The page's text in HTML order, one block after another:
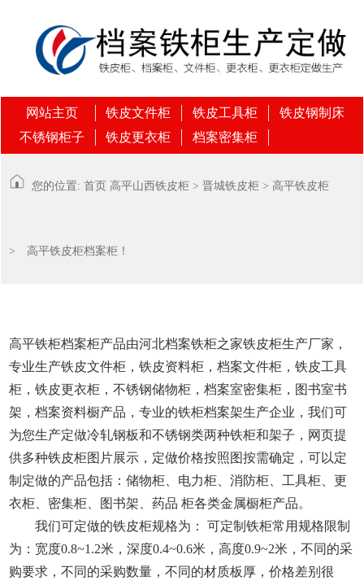
网站主页 铁皮文件柜 铁皮工具柜
铁皮钢制床
不锈钢柜子
铁皮更衣柜 档案密集柜
您的位置: 首页 高平山西铁皮柜 > 晋城铁皮柜 > 高平铁皮柜
> 高平铁皮柜档案柜！
高平铁柜档案柜产品由河北档案铁柜之家铁皮柜生产厂家，
专业生产铁皮文件柜，铁皮资料柜，档案文件柜，铁皮工具
柜，铁皮更衣柜，不锈钢储物柜，档案室密集柜，图书室书
架，档案资料橱产品，专业的铁柜档案架生产企业，我们可
为您生产定做冷轧钢板和不锈钢类两种铁柜和架子，网页提
供多种铁皮柜图片展示，定做价格按照图按需确定，可以定
制定做的产品包括：储物柜、电力柜、消防柜、工具柜、更
衣柜、密集柜、图书架、药品 柜各类金属橱柜产品。
我们可定做的铁皮柜规格为： 可定制铁柜常用规格限制
为：宽度0.8~1.2米，深度0.4~0.6米，高度0.9~2米，不同的采
购要求，不同的采购数量，不同的材质板厚，价格差别很